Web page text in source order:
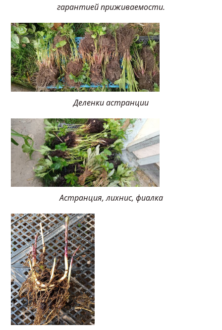
гарантией приживаемости.
Деленки астранции
Астранция, лихнис, фиалка